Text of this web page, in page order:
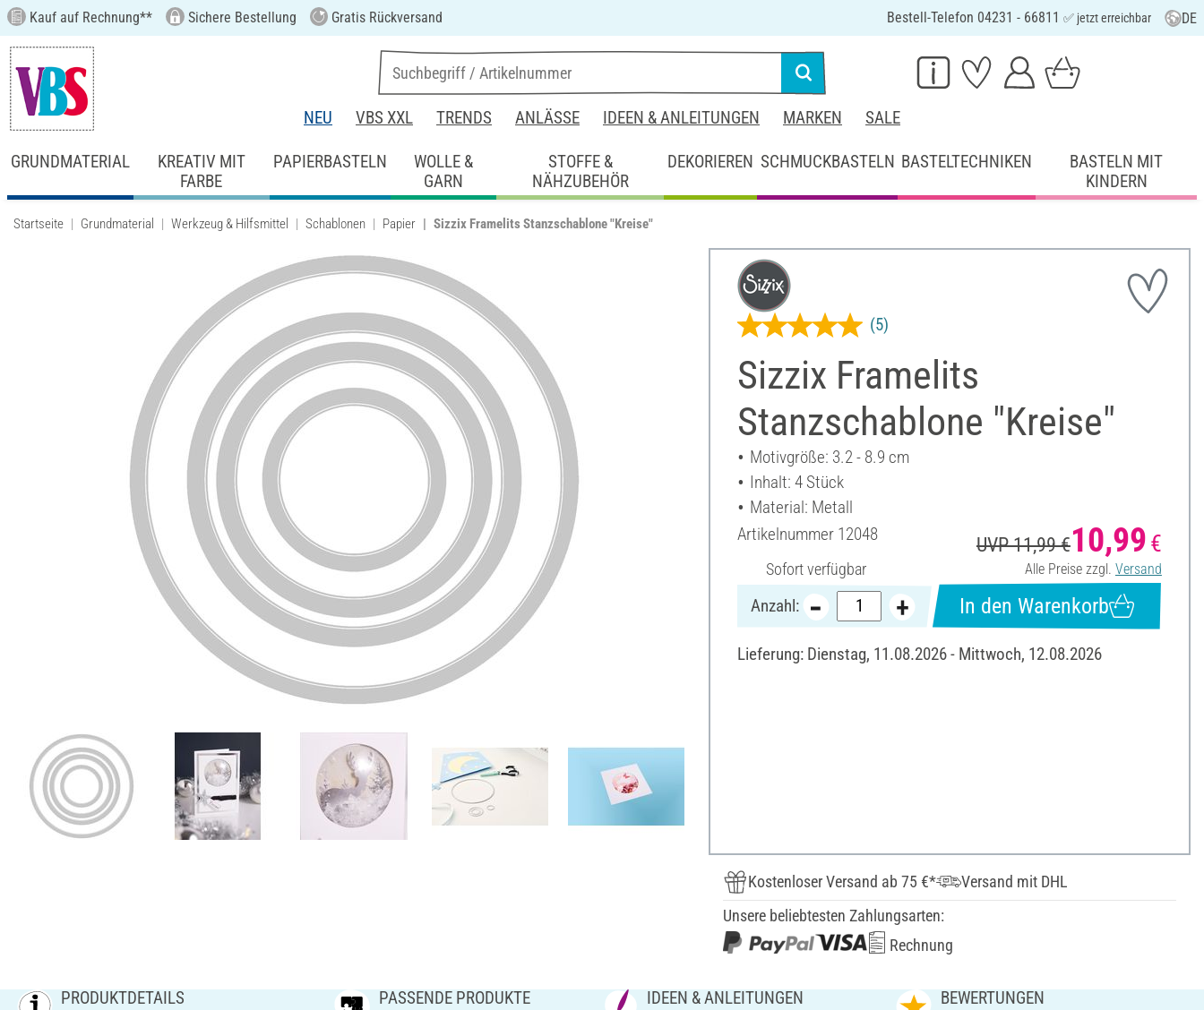
Kauf auf Rechnung** Sichere Bestellung Gratis Rückversand Bestell-Telefon 04231 - 66811 ✅ jetzt erreichbar DE
NEU VBS XXL TRENDS ANLÄSSE IDEEN & ANLEITUNGEN MARKEN SALE
GRUNDMATERIAL
KREATIV MIT
FARBE
PAPIERBASTELN
WOLLE &
GARN
STOFFE &
NÄHZUBEHÖR
DEKORIEREN SCHMUCKBASTELN BASTELTECHNIKEN
BASTELN MIT
KINDERN
Startseite Grundmaterial Werkzeug & Hilfsmittel Schablonen Papier Sizzix Framelits Stanzschablone "Kreise"
Sizzix Framelits
Stanzschablone "Kreise"
(5)
Motivgröße: 3.2 - 8.9 cm
Inhalt: 4 Stück
Material: Metall
Artikelnummer 12048
Sofort verfügbar
UVP 11,99 €10,99 €
Alle Preise zzgl. Versand
Anzahl: In den Warenkorb
Lieferung: Dienstag, 11.08.2026 - Mittwoch, 12.08.2026
Kostenloser Versand ab 75 €*
Versand mit DHL
Unsere beliebtesten Zahlungsarten:
Rechnung
PRODUKTDETAILS PASSENDE PRODUKTE IDEEN & ANLEITUNGEN BEWERTUNGEN